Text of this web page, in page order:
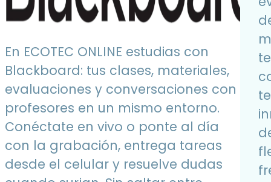
En ECOTEC ONLINE estudias con
Blackboard: tus clases, materiales,
evaluaciones y conversaciones con
profesores en un mismo entorno.
Conéctate en vivo o ponte al día
con la grabación, entrega tareas
desde el celular y resuelve dudas